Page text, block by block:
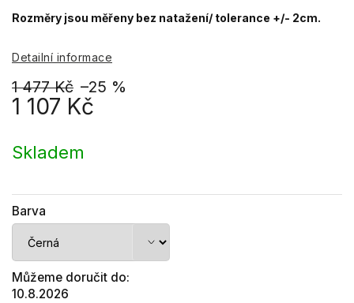
1 477 Kč –25 %
1 107 Kč
cena:
Skladem
Barva
Můžeme doručit do:
10.8.2026
Rozměry jsou měřeny bez natažení/ tolerance +/- 2cm.
Detailní informace